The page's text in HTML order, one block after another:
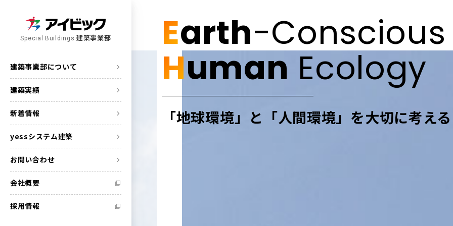
Special Buildings 建築事業部
建築事業部について
建築実績
新着情報
yessシステム建築
お問い合わせ
会社概要
採用情報
Earth-Conscious
Human Ecology
「地球環境」と「人間環境」を大切に考える